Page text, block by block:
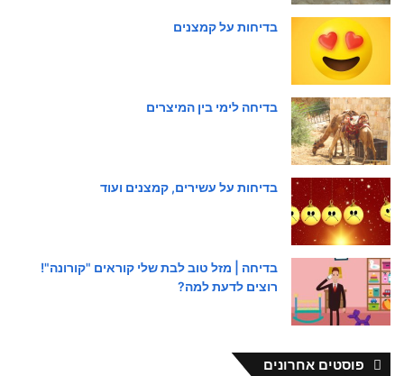
בדיחות על קמצנים
בדיחה לימי בין המיצרים
בדיחות על עשירים, קמצנים ועוד
בדיחה | מזל טוב לבת שלי קוראים "קורונה"!
רוצים לדעת למה?
פוסטים אחרונים